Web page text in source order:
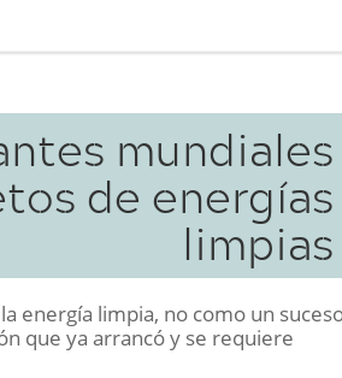
mundiales
de energías
limpias
energía limpia, no como un
que ya arrancó y se requiere